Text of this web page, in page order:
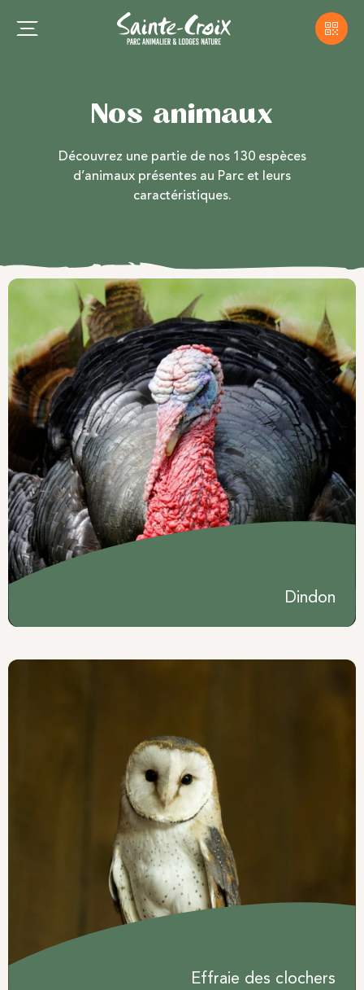
Nos animaux
Découvrez une partie de nos 130 espèces
d’animaux présentes au Parc et leurs
caractéristiques.
Dindon
Effraie des clochers
Venez découvrirAnita, Alexandra, Chance et
Thomasfaisant leurs premiers pas sur leur
nouveau territoire !
Rencontrez l’associationPays de l’Ours –
Adet, échangez autour de la protection de
l’ours brun et participez à notre grande
campagne de dons« Les Gardiens de
l’Ours ».
Je protège l'ours brun